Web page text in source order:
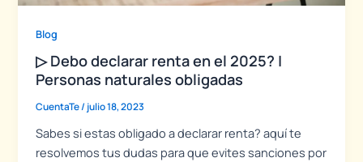
Blog
▷ Debo declarar renta en el 2025? |
Personas naturales obligadas
CuentaTe/ julio 18, 2023
Sabes si estas obligado a declarar renta? aquí te
resolvemos tus dudas para que evites sanciones por